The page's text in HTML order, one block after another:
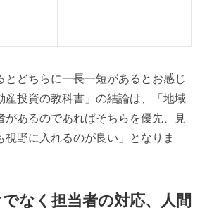
とどちらに一長一短があるとお感じ
産投資の教科書」の結論は、「地域
があるのであればそちらを優先、見
視野に入れるのが良い」となりま
でなく担当者の対応、人間